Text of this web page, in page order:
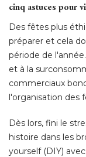
cinq astuces pour
Des fêtes plus
préparer et cela
période de
et à la
commerciaux
l'organisation des
Dès lors, fini le
histoire dans les
yourself (DIY)